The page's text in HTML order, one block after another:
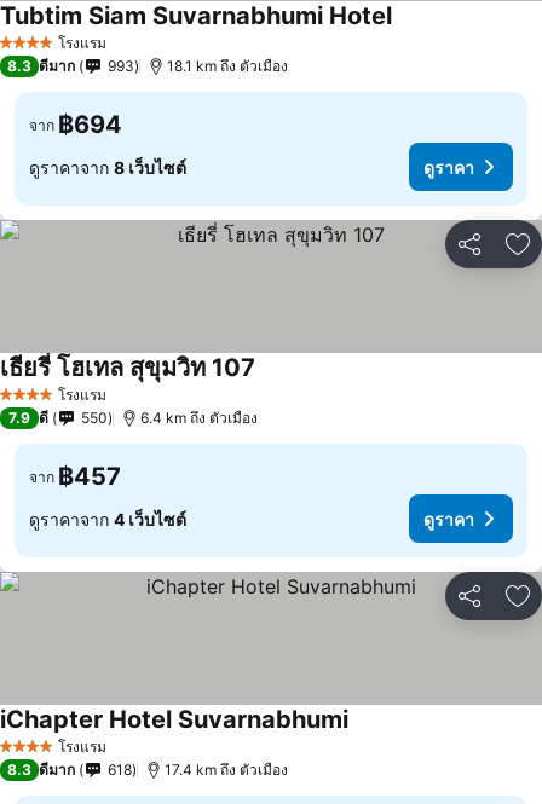
4 ดาว โรงแรม
Tubtim Siam Suvarnabhumi Hotelดูราคา
8.3 ดีมาก 993 18.1 km ถึง ตัวเมือง
จาก ฿694
ดูราคาจาก 8 เว็บไซต์ ดูราคา
แชร์ เ
4 ดาว โรงแรม
เธียรี่ โฮเทล สุขุมวิท 107
7.9 ดี 550 6.4 km ถึง ตัวเมือง
จาก ฿457
ดูราคาจาก 4 เว็บไซต์ ดูราคา
แชร์ เ
4 ดาว โรงแรม
iChapter Hotel Suvarnabhumiดูราคา
8.3 ดีมาก 618 17.4 km ถึง ตัวเมือง